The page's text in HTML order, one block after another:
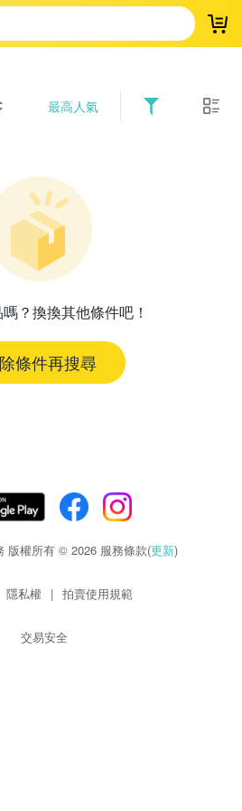
登
最高人氣
？換換其他條件吧！
條件再搜尋
版權所有 © 2026 服務條款(更新)
隱私權 | 拍賣使用規範
交易安全